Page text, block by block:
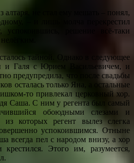
не стал ему мешать – понял,
– и лишь молча перекрестил
успокоившись, решение всё-таки
тайной. Однако в следующее
и Галя с Юрием Васильевичем, и
предупредила, что после свадьбы
осталась только Яна, а остальные
то привлекал церковный хор.
Саша. С ним у регента был самый
обоюдными слезами и
из которых регент вылез слегка
успокоившимся. Отныне
всегда пел с народом внизу, а хор
Этого им, разумеется,